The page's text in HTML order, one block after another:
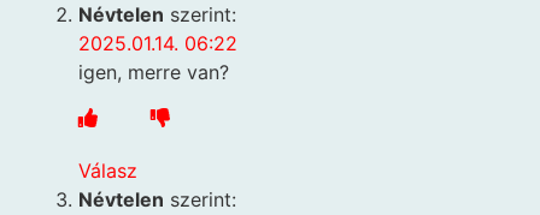
Névtelen szerint:
2025.01.14. 06:22
igen, merre van?
Válasz
Névtelen szerint: